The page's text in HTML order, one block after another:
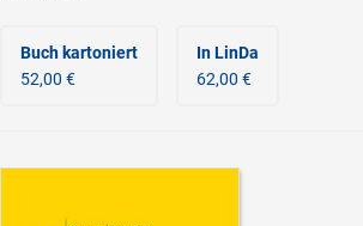
Buch kartoniert
52,00 €
In LinDa
62,00 €